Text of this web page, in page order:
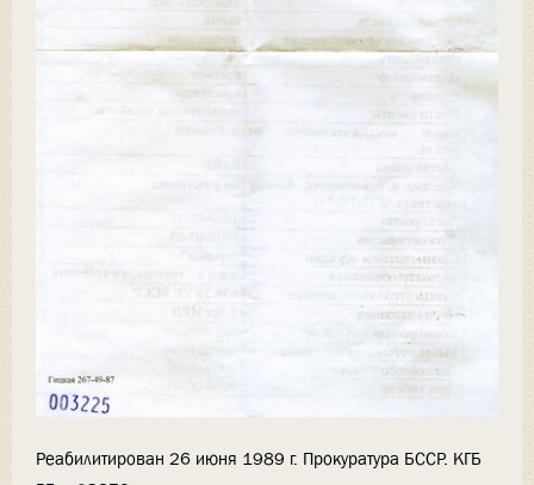
Реабилитирован 26 июня 1989 г. Прокуратура БССР. КГБ